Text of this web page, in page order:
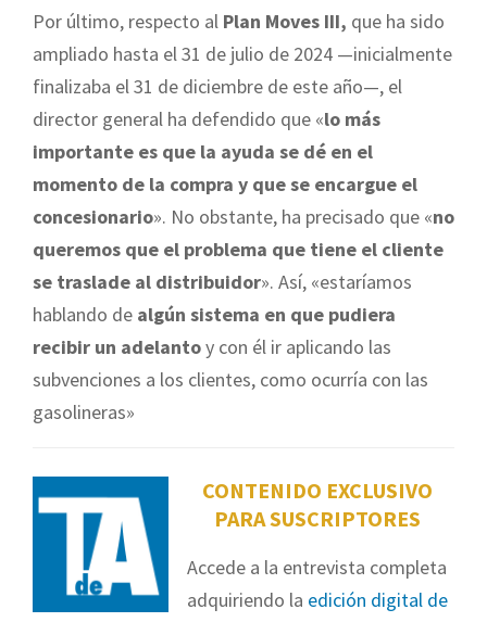
Por último, respecto al Plan Moves III, que ha sido
ampliado hasta el 31 de julio de 2024 —inicialmente
finalizaba el 31 de diciembre de este año—, el
director general ha defendido que «lo más
importante es que la ayuda se dé en el
momento de la compra y que se encargue el
concesionario». No obstante, ha precisado que «no
queremos que el problema que tiene el cliente
se traslade al distribuidor». Así, «estaríamos
hablando de algún sistema en que pudiera
recibir un adelantoy con él ir aplicando las
subvenciones a los clientes, como ocurría con las
gasolineras»
CONTENIDO EXCLUSIVO
PARA SUSCRIPTORES
Accede a la entrevista completa
adquiriendo la edición digital de